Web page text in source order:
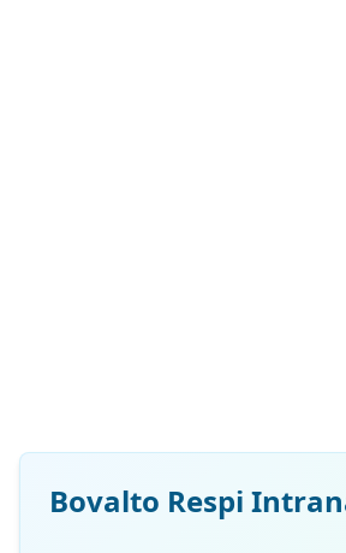
Bovalto Respi